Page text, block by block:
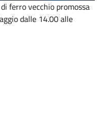
ferro vecchio promossa
dalle 14.00 alle